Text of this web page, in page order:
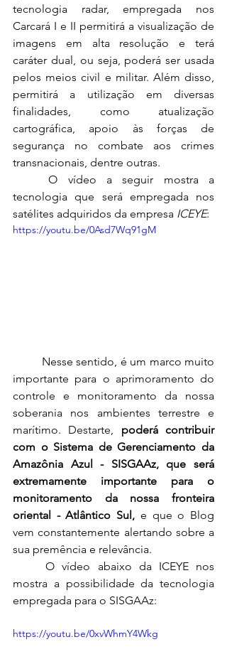
tecnologia radar, empregada nos
Carcará I e II permitirá a visualização de
imagens em alta resolução e terá
caráter dual, ou seja, poderá ser usada
pelos meios civil e militar. Além disso,
permitirá a utilização em diversas
finalidades, como atualização
cartográfica, apoio às forças de
segurança no combate aos crimes
transnacionais, dentre outras.
	O vídeo a seguir mostra a
tecnologia que será empregada nos
satélites adquiridos da empresa ICEYE:
https://youtu.be/0Asd7Wq91gM
importante para o aprimoramento do
controle e monitoramento da nossa
soberania nos ambientes terrestre e
marítimo. Destarte, poderá contribuir
com o Sistema de Gerenciamento da
Amazônia Azul - SISGAAz, que será
extremamente importante para o
monitoramento da nossa fronteira
oriental - Atlântico Sul, e que o Blog
vem constantemente alertando sobre a
sua premência e relevância.
	O vídeo abaixo da ICEYE nos
mostra a possibilidade da tecnologia
empregada para o SISGAAz:
https://youtu.be/0xvWhmY4Wkg